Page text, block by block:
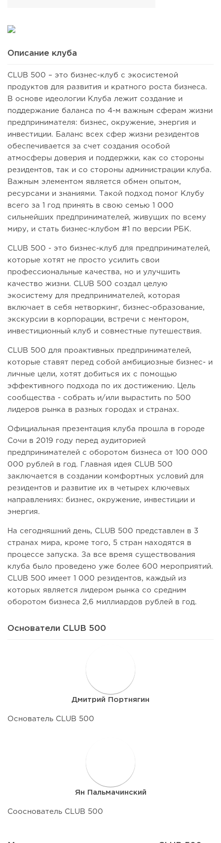
Описание клуба
CLUB 500 – это бизнес-клуб с экосистемой
продуктов для развития и кратного роста бизнеса.
В основе идеологии Клуба лежит создание и
поддержание баланса по 4-м важным сферам жизни
предпринимателя: бизнес, окружение, энергия и
инвестиции. Баланс всех сфер жизни резидентов
обеспечивается за счет создания особой
атмосферы доверия и поддержки, как со стороны
резидентов, так и со стороны администрации клуба.
Важным элементом является обмен опытом,
ресурсами и знаниями. Такой подход помог Клубу
всего за 1 год принять в свою семью 1 000
сильнейших предпринимателей, живущих по всему
миру, и стать бизнес-клубом #1 по версии РБК.
CLUB 500 - это бизнес-клуб для предпринимателей,
которые хотят не просто усилить свои
профессиональные качества, но и улучшить
качество жизни. CLUB 500 создал целую
экосистему для предпринимателей, которая
включает в себя нетворкинг, бизнес-образование,
экскурсии в корпорации, встречи с ментором,
инвестиционный клуб и совместные путешествия.
CLUB 500 для проактивных предпринимателей,
которые ставят перед собой амбициозные бизнес- и
личные цели, хотят добиться их с помощью
эффективного подхода по их достижению. Цель
сообщества - собрать и/или вырастить по 500
лидеров рынка в разных городах и странах.
Официальная презентация клуба прошла в городе
Сочи в 2019 году перед аудиторией
предпринимателей с оборотом бизнеса от 100 000
000 рублей в год. Главная идея CLUB 500
заключается в создании комфортных условий для
резидентов и развитие их в четырех ключевых
направлениях: бизнес, окружение, инвестиции и
энергия.
На сегодняшний день, CLUB 500 представлен в 3
странах мира, кроме того, 5 стран находятся в
процессе запуска. За все время существования
клуба было проведено уже более 600 мероприятий.
CLUB 500 имеет 1 000 резидентов, каждый из
которых является лидером рынка со средним
оборотом бизнеса 2,6 миллиардов рублей в год.
Основатели CLUB 500
Дмитрий Портнягин
Основатель CLUB 500
Ян Пальмачинский
Сооснователь CLUB 500